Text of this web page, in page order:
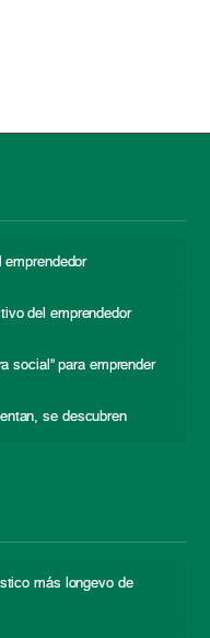
emprendedor
del emprendedor
social” para emprender
se descubren
más longevo de